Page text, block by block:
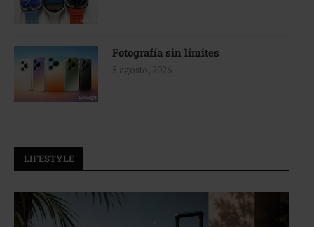
Fotografía sin límites
5 agosto, 2026
LIFESTYLE